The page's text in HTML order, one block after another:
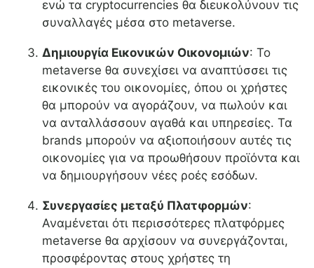
ενώ τα cryptocurrencies θα διευκολύνουν τις
συναλλαγές μέσα στο metaverse.
Δημιουργία Εικονικών Οικονομιών: Το
metaverse θα συνεχίσει να αναπτύσσει τις
εικονικές του οικονομίες, όπου οι χρήστες
θα μπορούν να αγοράζουν, να πωλούν και
να ανταλλάσσουν αγαθά και υπηρεσίες. Τα
brands μπορούν να αξιοποιήσουν αυτές τις
οικονομίες για να προωθήσουν προϊόντα και
να δημιουργήσουν νέες ροές εσόδων.
Συνεργασίες μεταξύ Πλατφορμών:
Αναμένεται ότι περισσότερες πλατφόρμες
metaverse θα αρχίσουν να συνεργάζονται,
προσφέροντας στους χρήστες τη